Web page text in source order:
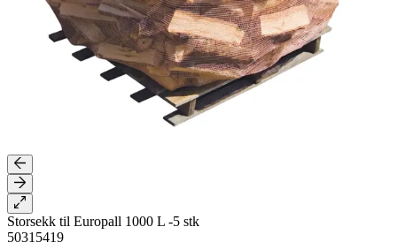
Storsekk til Europall 1000 L -5 stk
50315419